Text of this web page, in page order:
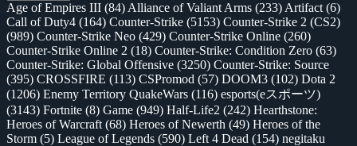
Age of Empires III (84) Alliance of Valiant Arms (233) Artifact (6)
Call of Duty4 (164) Counter-Strike (5153) Counter-Strike 2 (CS2)
(989) Counter-Strike Neo (429) Counter-Strike Online (260)
Counter-Strike Online 2 (18) Counter-Strike: Condition Zero (63)
Counter-Strike: Global Offensive (3250) Counter-Strike: Source
(395) CROSSFIRE (113) CSPromod (57) DOOM3 (102) Dota 2
(1206) Enemy Territory QuakeWars (116) esports(eスポーツ)
(3143) Fortnite (8) Game (949) Half-Life2 (242) Hearthstone:
Heroes of Warcraft (68) Heroes of Newerth (49) Heroes of the
Storm (5) League of Legends (590) Left 4 Dead (154) negitaku